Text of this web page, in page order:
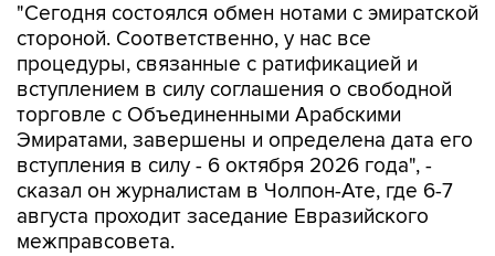
"Сегодня состоялся обмен нотами с эмиратской
стороной. Соответственно, у нас все
процедуры, связанные с ратификацией и
вступлением в силу соглашения о свободной
торговле с Объединенными Арабскими
Эмиратами, завершены и определена дата его
вступления в силу - 6 октября 2026 года", -
сказал он журналистам в Чолпон-Ате, где 6-7
августа проходит заседание Евразийского
межправсовета.